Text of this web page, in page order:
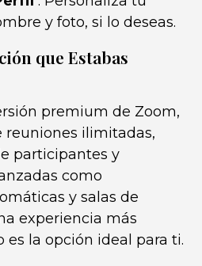
y foto, si lo deseas.
que Estabas
premium de Zoom,
reuniones ilimitadas,
participantes y
como
y salas de
experiencia más
es la opción ideal para ti.